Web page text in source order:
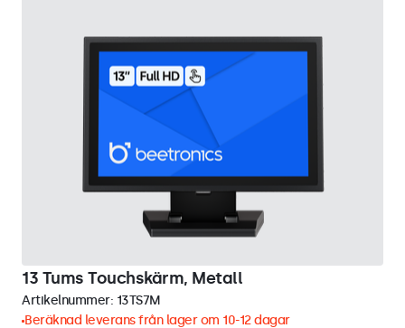
13 Tums Touchskärm, Metall
Artikelnummer: 13TS7M
Beräknad leverans från lager om 10-12 dagar